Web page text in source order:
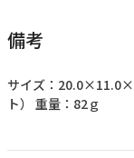
備考
サイズ：
ト） 重量：82ｇ